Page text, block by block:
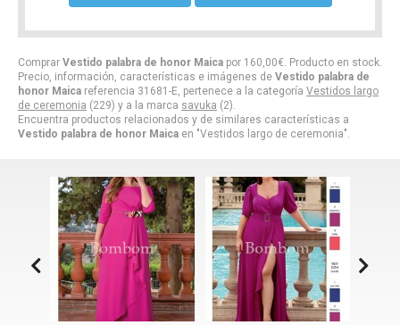
Comprar Vestido palabra de honor Maica por 160,00€. Producto en stock.
Precio, información, características e imágenes de Vestido palabra de
honor Maica referencia 31681-E, pertenece a la categoría Vestidos largo
de ceremonia (229) y a la marca savuka (2).
Encuentra productos relacionados y de similares características a
Vestido palabra de honor Maica en "Vestidos largo de ceremonia".